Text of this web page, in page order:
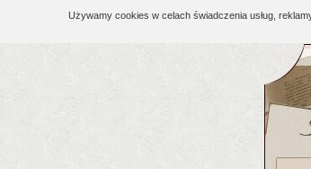
Używamy cookies w celach świadczenia usług,